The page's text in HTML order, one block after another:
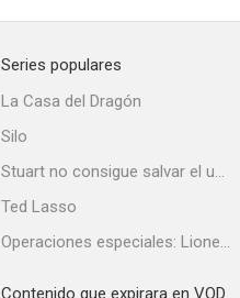
Series populares
La Casa del Dragón
Silo
Stuart no consigue salvar el universo
Ted Lasso
Operaciones especiales: Lioness
Contenido que expirara en VOD